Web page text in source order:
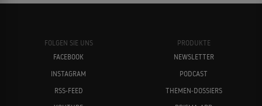
Teams in verschiedenen Kategorien gegeneinander an.
FOLGEN SIE UNS
FACEBOOK
INSTAGRAM
RSS-FEED
PRODUKTE
NEWSLETTER
PODCAST
THEMEN-DOSSIERS